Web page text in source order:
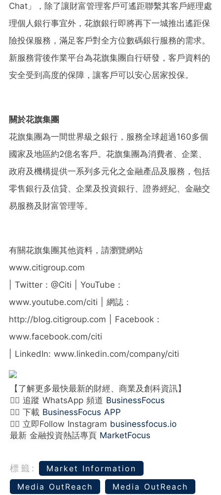
Chat」，除了讓財富管理客戶可遙距聯繫其客戶經理處
理個人銀行事宜外，花旗銀行即將再下一城推出遙距保
險投保服務，滿足客戶對全方位數碼銀行服務的需求。
新服務背後作業平台為花旗集團自行研發，客戶資料的
安全受到高度的保障，讓客戶可以安心居家投保。
關於花旗集團
花旗集團為一間世界級之銀行，服務全球超過160多個
國家及地區約2億名客戶。花旗集團為消費者、企業、
政府及機構提供一系列多元化之金融產品及服務，包括
零售銀行及信貸、企業及投資銀行、證券經紀、金融交
易服務及財富管理等。
有關花旗集團其他資料，請瀏覽網站
www.citigroup.com
| Twitter：@Citi | YouTube：
www.youtube.com/citi | 網誌：
http://blog.citigroup.com | Facebook：
www.facebook.com/citi
| LinkedIn: www.linkedin.com/company/citi
【了解更多最快最新的財經、商業及創科資訊】
👉🏻 追蹤 WhatsApp 頻道 BusinessFocus
👉🏻 下載 BusinessFocus APP
👉🏻 立即Follow Instagram businessfocus.io
最新 金融投資熱話專頁 MarketFocus
標籤:
Market Information
Media OutReach
Media OutReach